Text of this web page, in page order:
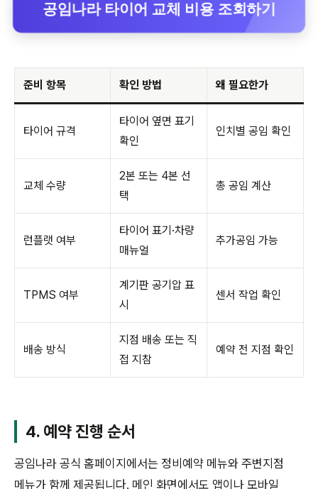
공임나라 타이어 교체 비용 조회하기
준비 항목 확인 방법 왜 필요한가
타이어 규격
타이어 옆면 표기
확인
인치별 공임 확인
교체 수량
2본 또는 4본 선
택
총 공임 계산
런플랫 여부
타이어 표기·차량
매뉴얼
추가공임 가능
TPMS 여부
계기판 공기압 표
시
센서 작업 확인
배송 방식
지점 배송 또는 직
접 지참
예약 전 지점 확인
4. 예약 진행 순서
공임나라 공식 홈페이지에서는 정비예약 메뉴와 주변지점
메뉴가 함께 제공됩니다. 메인 화면에서도 앱이나 모바일